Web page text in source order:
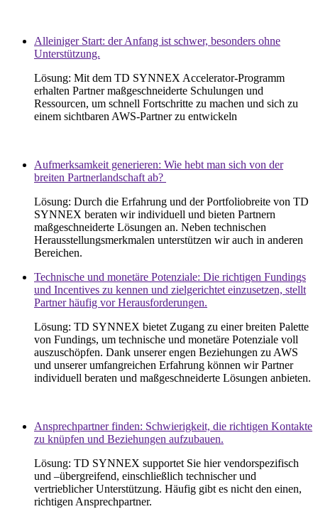
Alleiniger Start: der Anfang ist schwer, besonders ohne
Unterstützung.
Lösung: Mit dem TD SYNNEX Accelerator-Programm
erhalten Partnermaßgeschneiderte Schulungen und
Ressourcen, um schnell Fortschritte zu machen und sich zu
einem sichtbaren AWS-Partnerzu entwickeln
Aufmerksamkeit generieren: Wie hebt man sich von der
breiten Partnerlandschaft ab?
Lösung: Durch die Erfahrung und derPortfoliobreite von TD
SYNNEX beraten wir individuell und bieten Partnern
maßgeschneiderte Lösungen an. Neben technischen
Herausstellungsmerkmalen unterstützen wir auch in anderen
Bereichen.
Technische und monetäre Potenziale: Die richtigen Fundings
und Incentives zu kennen und zielgerichtet einzusetzen, stellt
Partner häufig vor Herausforderungen.
Lösung: TD SYNNEX bietet Zugang zu einer breiten Palette
von Fundings, um technische und monetäre Potenziale voll
auszuschöpfen. Dank unserer engen Beziehungen zu AWS
und unserer umfangreichen Erfahrung können wirPartner
individuell beraten und maßgeschneiderte Lösungen anbieten.
Ansprechpartner finden: Schwierigkeit, die richtigen Kontakte
zu knüpfen und Beziehungen aufzubauen.
Lösung: TD SYNNEX supportet Sie hier vendorspezifisch
und –übergreifend, einschließlich technischerund
vertrieblicher Unterstützung. Häufig gibt es nicht den einen,
richtigen Ansprechpartner.